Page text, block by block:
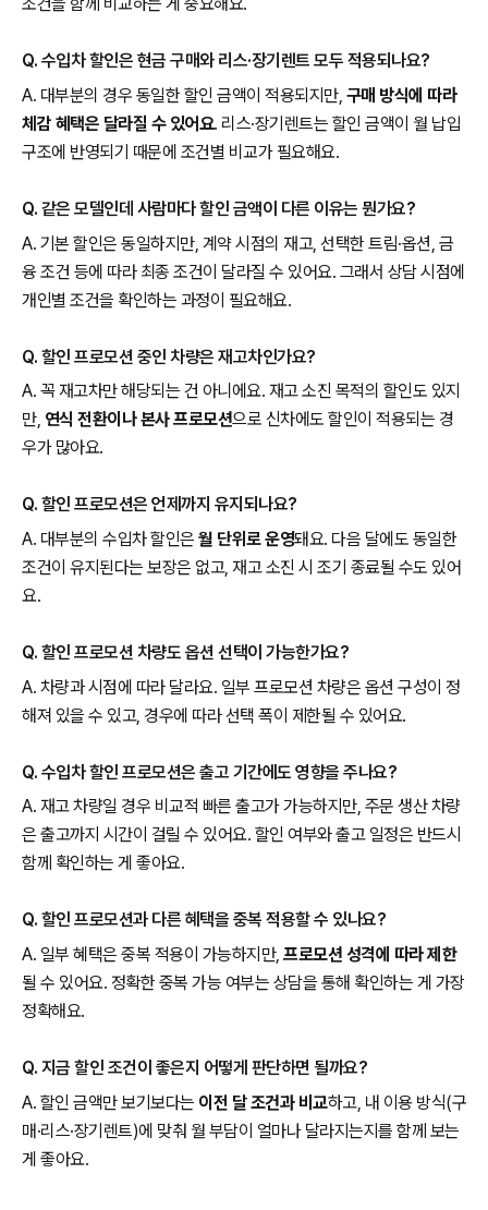
Q. 수입차 할인은 현금 구매와 리스·장기렌트 모두 적용되나요?
A. 대부분의 경우 동일한 할인 금액이 적용되지만, 구매 방식에 따라
체감 혜택은 달라질 수 있어요. 리스·장기렌트는 할인 금액이 월 납입
구조에 반영되기 때문에 조건별 비교가 필요해요.
Q. 같은 모델인데 사람마다 할인 금액이 다른 이유는 뭔가요?
A. 기본 할인은 동일하지만, 계약 시점의 재고, 선택한 트림·옵션, 금
융 조건 등에 따라 최종 조건이 달라질 수 있어요. 그래서 상담 시점에
개인별 조건을 확인하는 과정이 필요해요.
Q. 할인 프로모션 중인 차량은 재고차인가요?
A. 꼭 재고차만 해당되는 건 아니에요. 재고 소진 목적의 할인도 있지
만, 연식 전환이나 본사 프로모션으로 신차에도 할인이 적용되는 경
우가 많아요.
Q. 할인 프로모션은 언제까지 유지되나요?
A. 대부분의 수입차 할인은 월 단위로 운영돼요. 다음 달에도 동일한
조건이 유지된다는 보장은 없고, 재고 소진 시 조기 종료될 수도 있어
요.
Q. 할인 프로모션 차량도 옵션 선택이 가능한가요?
A. 차량과 시점에 따라 달라요. 일부 프로모션 차량은 옵션 구성이 정
해져 있을 수 있고, 경우에 따라 선택 폭이 제한될 수 있어요.
Q. 수입차 할인 프로모션은 출고 기간에도 영향을 주나요?
A. 재고 차량일 경우 비교적 빠른 출고가 가능하지만, 주문 생산 차량
은 출고까지 시간이 걸릴 수 있어요. 할인 여부와 출고 일정은 반드시
함께 확인하는 게 좋아요.
Q. 할인 프로모션과 다른 혜택을 중복 적용할 수 있나요?
A. 일부 혜택은 중복 적용이 가능하지만, 프로모션 성격에 따라 제한
될 수 있어요. 정확한 중복 가능 여부는 상담을 통해 확인하는 게 가장
정확해요.
Q. 지금 할인 조건이 좋은지 어떻게 판단하면 될까요?
A. 할인 금액만 보기보다는 이전 달 조건과 비교하고, 내 이용 방식(구
매·리스·장기렌트)에 맞춰 월 부담이 얼마나 달라지는지를 함께 보는
게 좋아요.